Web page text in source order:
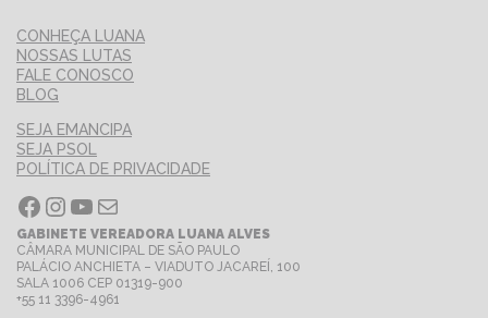
CONHEÇA LUANA
NOSSAS LUTAS
FALE CONOSCO
BLOG
SEJA EMANCIPA
SEJA PSOL
POLÍTICA DE PRIVACIDADE
Facebook InstagramYoutube E-mail
GABINETE VEREADORA LUANA ALVES
CÂMARA MUNICIPAL DE SÃO PAULO
PALÁCIO ANCHIETA – VIADUTO JACAREÍ, 100
SALA 1006 CEP 01319-900
+55 11 3396-4961